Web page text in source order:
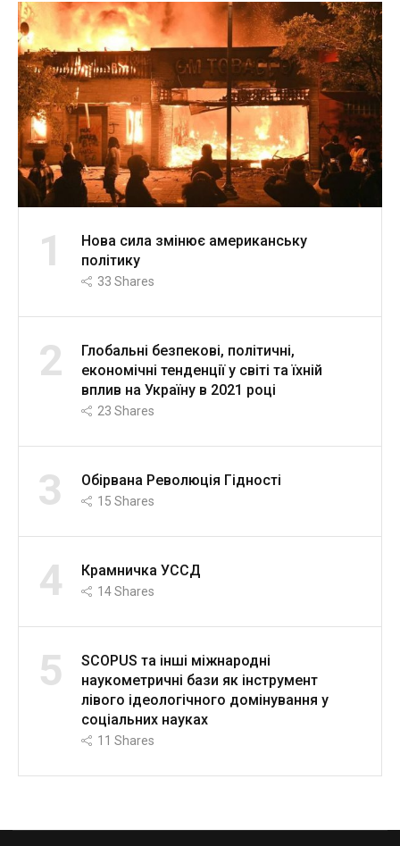
1
Нова сила змінює американську
політику
33 Shares
2
Глобальні безпекові, політичні,
економічні тенденції у світі та їхній
вплив на Україну в 2021 році
23 Shares
3 Обірвана Революція Гідності
15 Shares
4 Крамничка УССД
14Shares
5
SCOPUS та інші міжнародні
наукометричні бази як інструмент
лівого ідеологічного домінування у
соціальних науках
11 Shares